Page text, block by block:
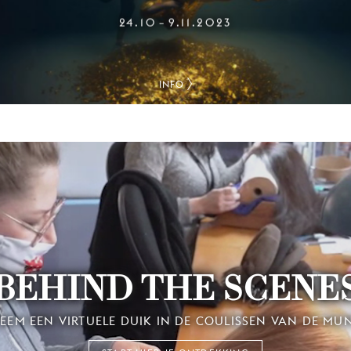
24.10 – 9.11.2023
INFO
THE
EEN VIRTUELE DUIK IN DE COULISSEN VAN DE